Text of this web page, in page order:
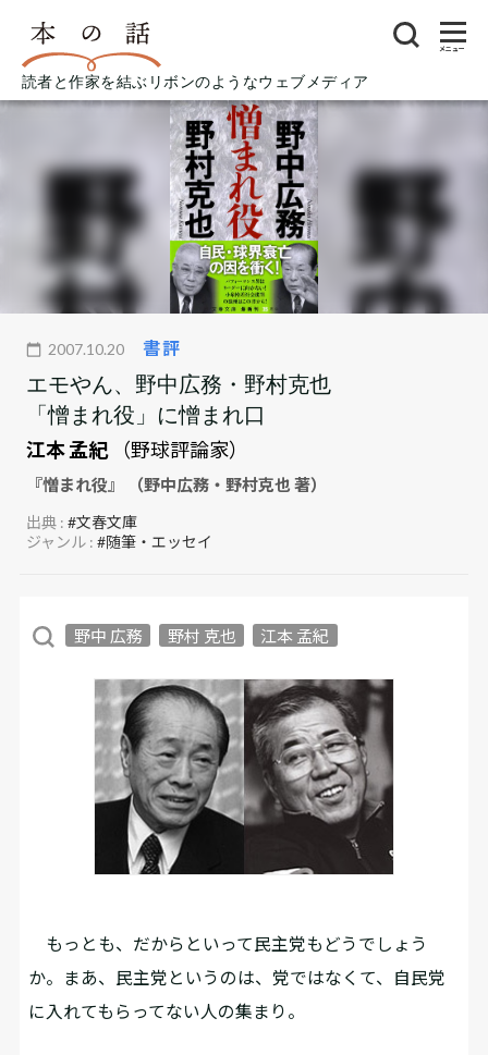
読者と作家を結ぶリボンのようなウェブメディア
メニュー
2007.10.20 書評
エモやん、野中広務・野村克也
「憎まれ役」に憎まれ口
江本 孟紀
（野球評論家）
『憎まれ役』 （野中広務・野村克也 著）
出典 :#文春文庫
ジャンル :#随筆・エッセイ
野中 広務 野村 克也 江本 孟紀
もっとも、だからといって民主党もどうでしょう
か。まあ、民主党というのは、党ではなくて、自民党
に入れてもらってない人の集まり。